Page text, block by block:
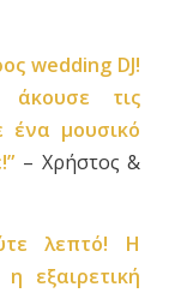
wedding DJ!
τις
ένα μουσικό
– Χρήστος &
λεπτό! Η
εξαιρετική